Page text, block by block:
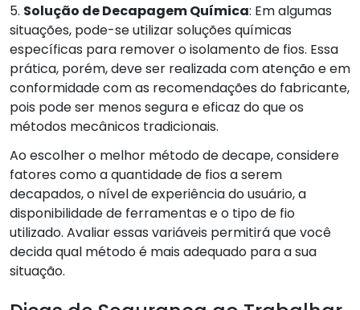
5. Solução de Decapagem Química: Em algumas
situações, pode-se utilizar soluções químicas
específicas para remover o isolamento de fios. Essa
prática, porém, deve ser realizada com atenção e em
conformidade com as recomendações do fabricante,
pois pode ser menos segura e eficaz do que os
métodos mecânicos tradicionais.
Ao escolher o melhor método de decape, considere
fatores como a quantidade de fios a serem
decapados, o nível de experiência do usuário, a
disponibilidade de ferramentas e o tipo de fio
utilizado. Avaliar essas variáveis permitirá que você
decida qual método é mais adequado para a sua
situação.